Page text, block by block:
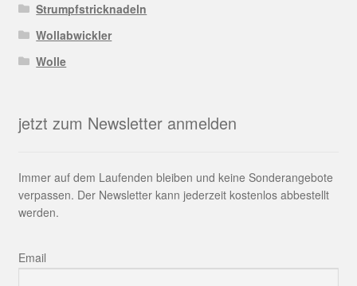
Strumpfstricknadeln
Wollabwickler
Wolle
jetzt zum Newsletter anmelden
Immer auf dem Laufenden bleiben und keine Sonderangebote
verpassen. Der Newsletter kann jederzeit kostenlos abbestellt
werden.
Email